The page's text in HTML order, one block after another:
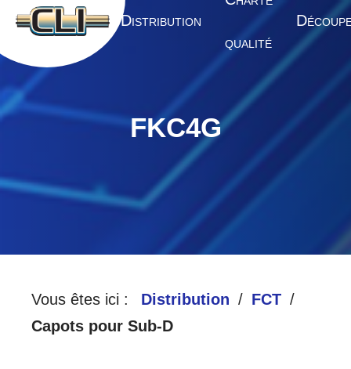
A CCUEIL DISTRIBUTION
QUALITÉ
D
FKC4G
Vous êtes ici : Distribution
FCT
Capots pour Sub-D